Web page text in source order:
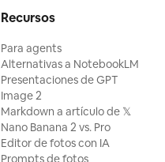
Recursos
Para agents
Alternativas a NotebookLM
Presentaciones de GPT
Image 2
Markdown a artículo de 𝕏
Nano Banana 2 vs. Pro
Editor de fotos con IA
Prompts de fotos